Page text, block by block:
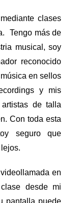
clases
Tengo más de
musical, soy
reconocido
en sellos
y mis
de talla
Con toda esta
seguro que
en
desde mi
pantalla puede